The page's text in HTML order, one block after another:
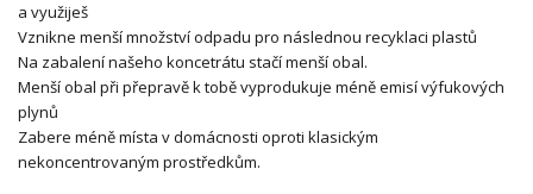
a využiješ
Vznikne menší množství odpadu pro následnou recyklaci plastů
Na zabalení našeho koncetrátu stačí menší obal.
Menší obal při přepravě k tobě vyprodukuje méně emisí výfukových
plynů
Zabere méně místa v domácnosti oproti klasickým
nekoncentrovaným prostředkům.